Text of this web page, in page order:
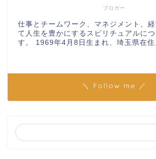
ブロガー
仕事とチームワーク、マネジメント、
て人生を豊かにするスピリチュアルに
す。 1969年4月8日生まれ、埼玉県在住
＼ Follow me ／